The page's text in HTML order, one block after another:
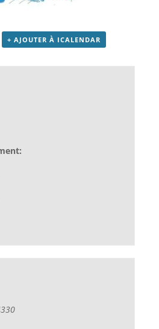
+ AJOUTER À ICALENDAR